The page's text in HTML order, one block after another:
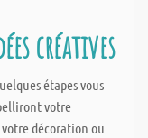
créatives
étapes vous
votre
décoration ou